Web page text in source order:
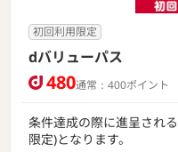
初回利用限定
dバリューパス
480通常：400ポイント
条件達成の際に進呈され
限定)となります。